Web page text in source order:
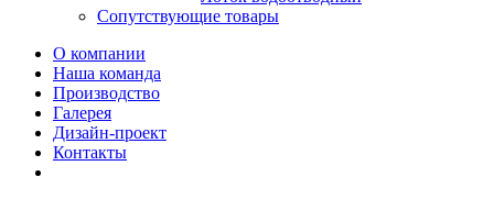
Сопутствующие товары
О компании
Наша команда
Производство
Галерея
Дизайн-проект
Контакты